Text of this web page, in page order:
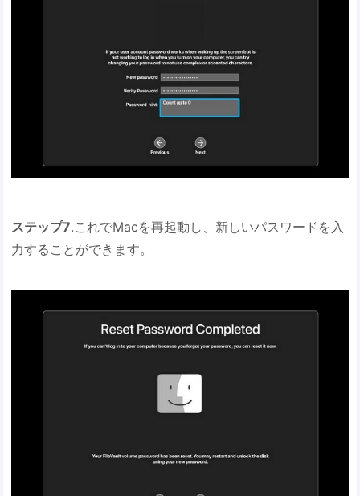
ステップ7.これでMacを再起動し、新しいパスワードを入
力することができます。